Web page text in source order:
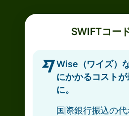
SWIFTコー
Wise（ワイズ）
にかかるコスト
に。
国際銀行振込の代